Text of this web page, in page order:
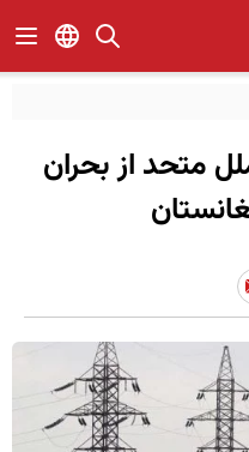
متحد از بحران